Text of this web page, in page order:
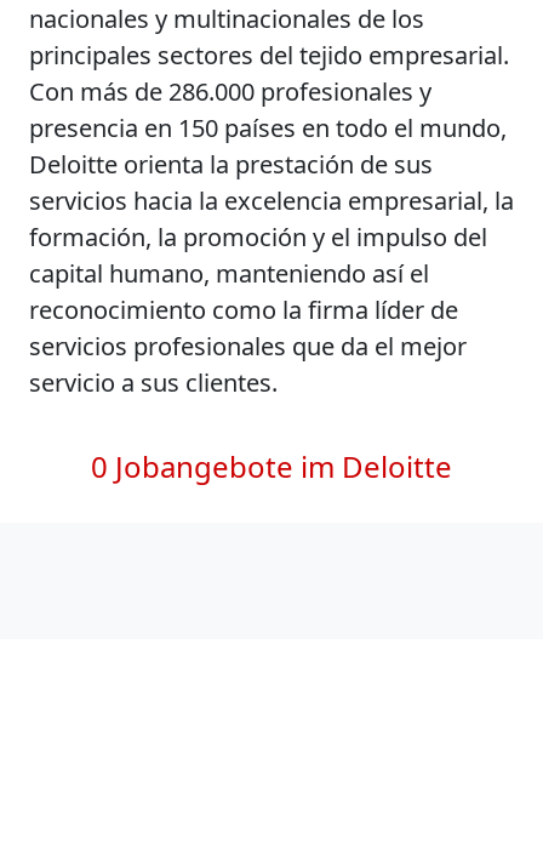
nacionales y multinacionales de los
principales sectores del tejido empresarial.
Con más de 286.000 profesionales y
presencia en 150 países en todo el mundo,
Deloitte orienta la prestación de sus
servicios hacia la excelencia empresarial, la
formación, la promoción y el impulso del
capital humano, manteniendo así el
reconocimiento como la firma líder de
servicios profesionales que da el mejor
servicio a sus clientes.
0 Jobangebote im Deloitte